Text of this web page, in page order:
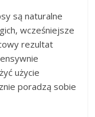
są naturalne
wcześniejsze
rezultat
użycie
poradzą sobie